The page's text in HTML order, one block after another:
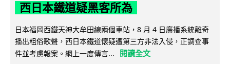
西日本鐵道疑黑客所為
日本福岡西鐵天神大牟田線兩個車站，8 月 4 日廣播系統離奇
播出粗俗歌聲，西日本鐵道懷疑遭第三方非法入侵，正調查事
件並考慮報案。網上一度傳言...
閱讀全文